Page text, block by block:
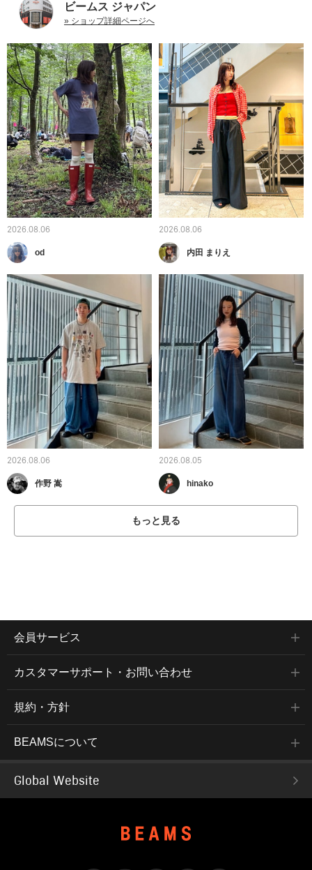
ビームス ジャパン
» ショップ詳細ページへ
2026.08.06
od
2026.08.06
内田 まりえ
2026.08.06
作野 嵩
2026.08.05
hinako
もっと見る
会員サービス
カスタマーサポート・お問い合わせ
規約・方針
BEAMSについて
Global Website